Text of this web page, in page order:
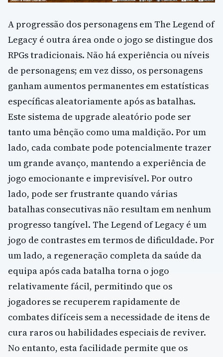
A progressão dos personagens em The Legend of
Legacy é outra área onde o jogo se distingue dos
RPGs tradicionais. Não há experiência ou níveis
de personagens; em vez disso, os personagens
ganham aumentos permanentes em estatísticas
específicas aleatoriamente após as batalhas.
Este sistema de upgrade aleatório pode ser
tanto uma bênção como uma maldição. Por um
lado, cada combate pode potencialmente trazer
um grande avanço, mantendo a experiência de
jogo emocionante e imprevisível. Por outro
lado, pode ser frustrante quando várias
batalhas consecutivas não resultam em nenhum
progresso tangível. The Legend of Legacy é um
jogo de contrastes em termos de dificuldade. Por
um lado, a regeneração completa da saúde da
equipa após cada batalha torna o jogo
relativamente fácil, permitindo que os
jogadores se recuperem rapidamente de
combates difíceis sem a necessidade de itens de
cura raros ou habilidades especiais de reviver.
No entanto, esta facilidade permite que os